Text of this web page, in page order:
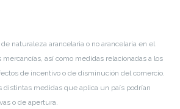
naturaleza arancelaria o no arancelaria en el
así como medidas relacionadas a los
de incentivo o de disminución del comercio.
distintas medidas que aplica un país podrían
o de apertura.